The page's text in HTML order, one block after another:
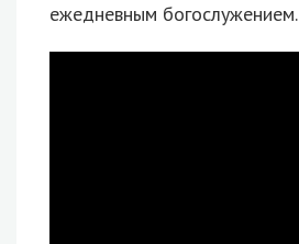
ежедневным богослужением.